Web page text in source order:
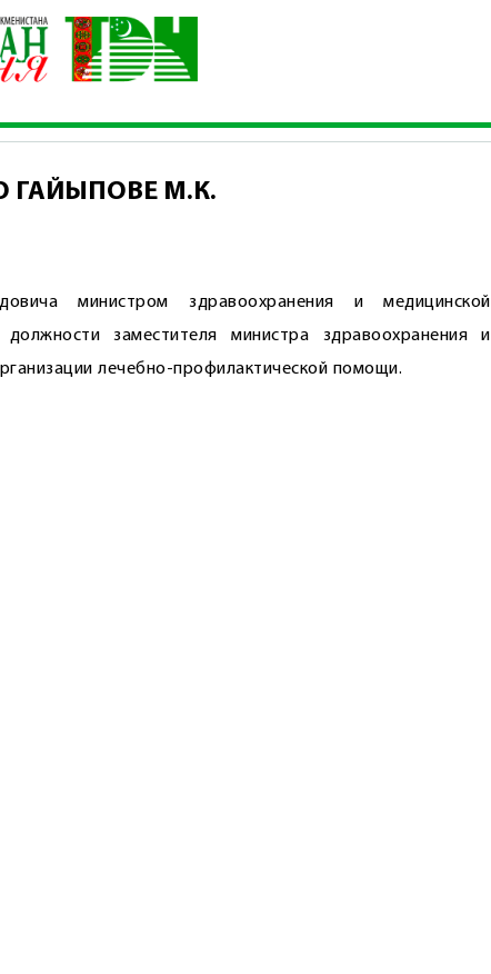
О ГАЙЫПОВЕ М.К.
О ГАЙЫПОВЕ М.К.
министром здравоохранения и медицинской
заместителя министра здравоохранения и
лечебно-профилактической помощи.